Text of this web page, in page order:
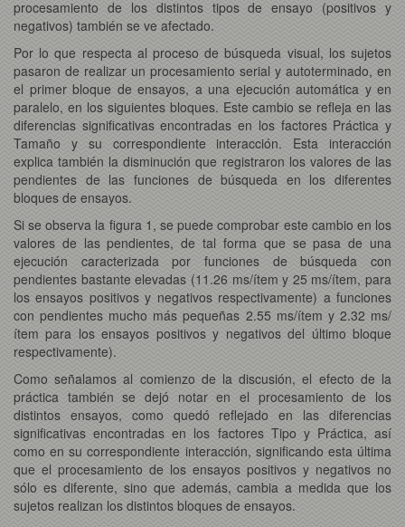
procesamiento de los distintos tipos de ensayo (positivos y
negativos) también se ve afectado.
Por lo que respecta al proceso de búsqueda visual, los sujetos
pasaron de realizar un procesamiento serial y autoterminado, en
el primer bloque de ensayos, a una ejecución automática y en
paralelo, en los siguientes bloques. Este cambio se refleja en las
diferencias significativas encontradas en los factores Práctica y
Tamaño y su correspondiente interacción. Esta interacción
explica también la disminución que registraron los valores de las
pendientes de las funciones de búsqueda en los diferentes
bloques de ensayos.
Si se observa la figura 1, se puede comprobar este cambio en los
valores de las pendientes, de tal forma que se pasa de una
ejecución caracterizada por funciones de búsqueda con
pendientes bastante elevadas (11.26 ms/ítem y 25 ms/ítem, para
los ensayos positivos y negativos respectivamente) a funciones
con pendientes mucho más pequeñas 2.55 ms/ítem y 2.32 ms/
ítem para los ensayos positivos y negativos del último bloque
respectivamente).
Como señalamos al comienzo de la discusión, el efecto de la
práctica también se dejó notar en el procesamiento de los
distintos ensayos, como quedó reflejado en las diferencias
significativas encontradas en los factores Tipo y Práctica, así
como en su correspondiente interacción, significando esta última
que el procesamiento de los ensayos positivos y negativos no
sólo es diferente, sino que además, cambia a medida que los
sujetos realizan los distintos bloques de ensayos.